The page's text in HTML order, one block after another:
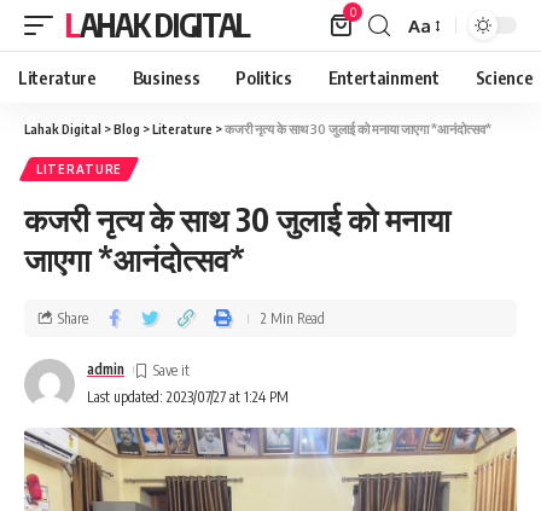
LAHAK DIGITAL 0
Aa
Literature Business Politics Entertainment Science
Lahak Digital >Blog >Literature >कजरी नृत्य के साथ 30 जुलाई को मनाया जाएगा *आनंदोत्सव*
LITERATURE
कजरी नृत्य के साथ 30 जुलाई को मनाया
जाएगा *आनंदोत्सव*
Last updated: 2023/07/27 at 1:24 PM
admin
Share 2 Min Read